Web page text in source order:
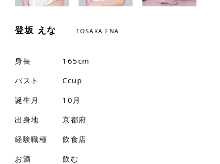
登坂 えな TOSAKA ENA
身長
165cm
バスト
Ccup
誕生月
10月
出身地
京都府
経験職種
飲食店
お酒
飲む